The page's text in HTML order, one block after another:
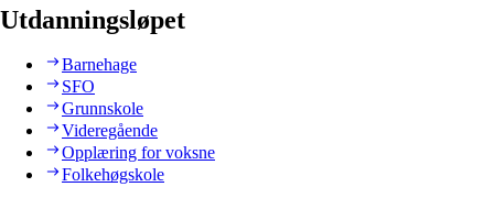
Utdanningsløpet
Barnehage
SFO
Grunnskole
Videregående
Opplæring for voksne
Folkehøgskole